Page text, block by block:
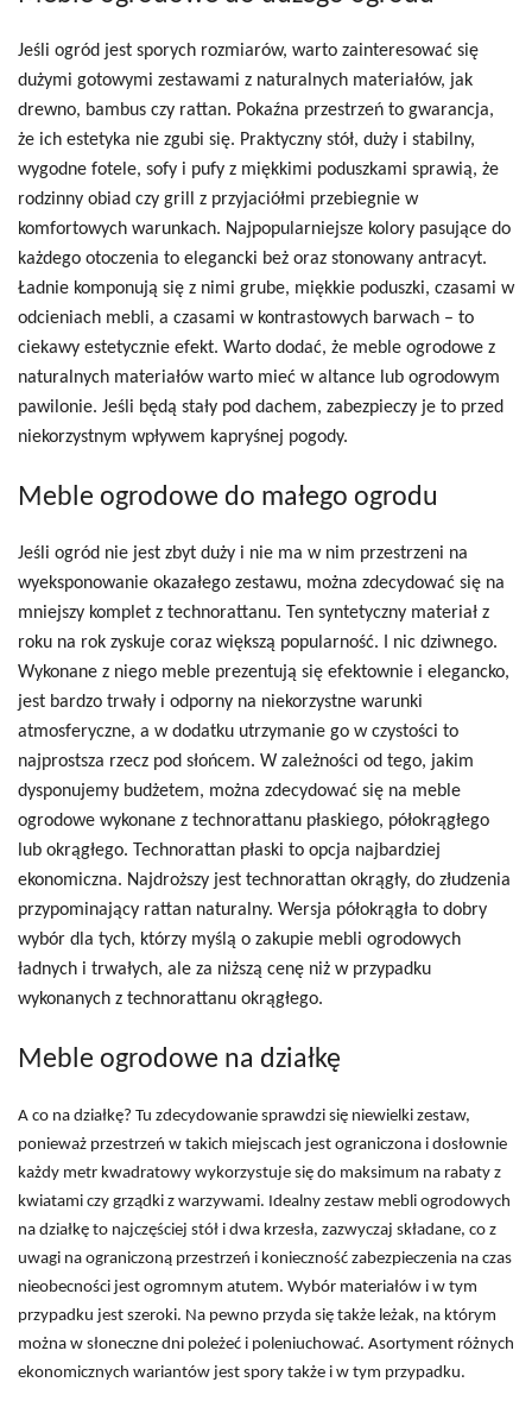
Jeśli ogród jest sporych rozmiarów, warto zainteresować się
dużymi gotowymi zestawami z naturalnych materiałów, jak
drewno, bambus czy rattan. Pokaźna przestrzeń to gwarancja,
że ich estetyka nie zgubi się. Praktyczny stół, duży i stabilny,
wygodne fotele, sofy i pufy z miękkimi poduszkami sprawią, że
rodzinny obiad czy grill z przyjaciółmi przebiegnie w
komfortowych warunkach. Najpopularniejsze kolory pasujące do
każdego otoczenia to elegancki beż oraz stonowany antracyt.
Ładnie komponują się z nimi grube, miękkie poduszki, czasami w
odcieniach mebli, a czasami w kontrastowych barwach – to
ciekawy estetycznie efekt. Warto dodać, że meble ogrodowe z
naturalnych materiałów warto mieć w altance lub ogrodowym
pawilonie. Jeśli będą stały pod dachem, zabezpieczy je to przed
niekorzystnym wpływem kapryśnej pogody.
Meble ogrodowe do małego ogrodu
Jeśli ogród nie jest zbyt duży i nie ma w nim przestrzeni na
wyeksponowanie okazałego zestawu, można zdecydować się na
mniejszy komplet z technorattanu. Ten syntetyczny materiał z
roku na rok zyskuje coraz większą popularność. I nic dziwnego.
Wykonane z niego meble prezentują się efektownie i elegancko,
jest bardzo trwały i odporny na niekorzystne warunki
atmosferyczne, a w dodatku utrzymanie go w czystości to
najprostsza rzecz pod słońcem. W zależności od tego, jakim
dysponujemy budżetem, można zdecydować się na meble
ogrodowe wykonane z technorattanu płaskiego, półokrągłego
lub okrągłego. Technorattan płaski to opcja najbardziej
ekonomiczna. Najdroższy jest technorattan okrągły, do złudzenia
przypominający rattan naturalny. Wersja półokrągła to dobry
wybór dla tych, którzy myślą o zakupie mebli ogrodowych
ładnych i trwałych, ale za niższą cenę niż w przypadku
wykonanych z technorattanu okrągłego.
Meble ogrodowe na działkę
A co na działkę? Tu zdecydowanie sprawdzi się niewielki zestaw,
ponieważ przestrzeń w takich miejscach jest ograniczona i dosłownie
każdy metr kwadratowy wykorzystuje się do maksimum na rabaty z
kwiatami czy grządki z warzywami. Idealny zestaw mebli ogrodowych
na działkę to najczęściej stół i dwa krzesła, zazwyczaj składane, co z
uwagi na ograniczoną przestrzeń i konieczność zabezpieczenia na czas
nieobecności jest ogromnym atutem. Wybór materiałów i w tym
przypadku jest szeroki. Na pewno przyda się także leżak, na którym
można w słoneczne dni poleżeć i poleniuchować. Asortyment różnych
ekonomicznych wariantów jest spory także i w tym przypadku.